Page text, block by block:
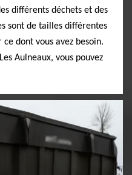
différents déchets et des
sont de tailles différentes
dont vous avez besoin.
Aulneaux, vous pouvez